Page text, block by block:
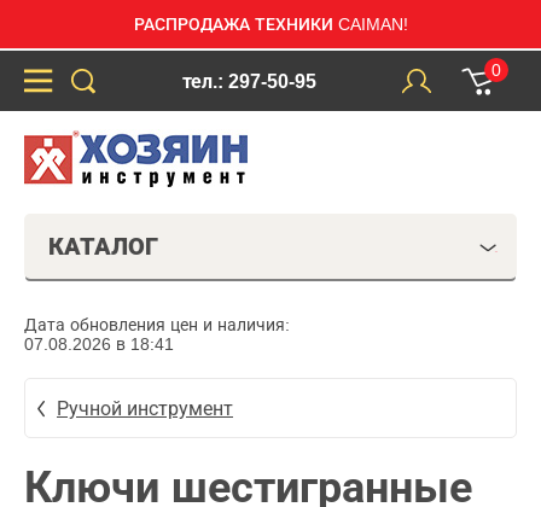
РАСПРОДАЖА ТЕХНИКИ CAIMAN!
тел.: 297-50-95
0
КАТАЛОГ
Дата обновления цен и наличия:
07.08.2026 в 18:41
Ручной инструмент
Ключи шестигранные